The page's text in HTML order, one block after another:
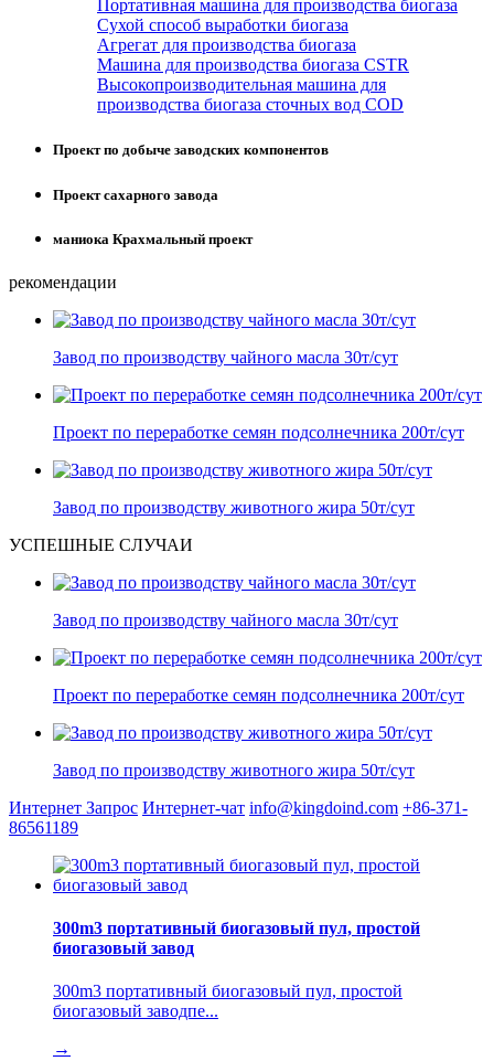
Портативная машина для производства биогаза
Сухой способ выработки биогаза
Агрегат для производства биогаза
Машина для производства биогаза CSTR
Высокопроизводительная машина для
производства биогаза сточных вод COD
Проект по добыче заводских компонентов
Проект сахарного завода
маниока Крахмальный проект
рекомендации
Завод по производству чайного масла 30т/сут
Проект по переработке семян подсолнечника 200т/сут
Завод по производству животного жира 50т/сут
УСПЕШНЫЕ СЛУЧАИ
Завод по производству чайного масла 30т/сут
Проект по переработке семян подсолнечника 200т/сут
Завод по производству животного жира 50т/сут
Интернет Запрос Интернет-чат info@kingdoind.com +86-371-
86561189
300m3 портативный биогазовый пул, простой
биогазовый завод
300m3 портативный биогазовый пул, простой
биогазовый заводпе...
→